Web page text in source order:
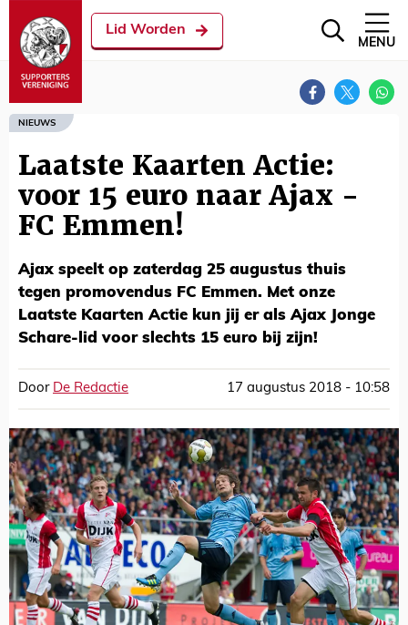
Lid Worden
MENU
NIEUWS
Laatste Kaarten Actie:
voor 15 euro naar Ajax -
FC Emmen!
Ajax speelt op zaterdag 25 augustus thuis
tegen promovendus FC Emmen. Met onze
Laatste Kaarten Actie kun jij er als Ajax Jonge
Schare-lid voor slechts 15 euro bij zijn!
Door De Redactie 17 augustus 2018 - 10:58